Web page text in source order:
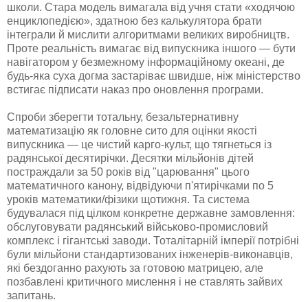
школи. Стара модель вимагала від учня стати «ходячою
енциклопедією», здатною без калькулятора брати
інтеграли й мислити алгоритмами великих виробництв.
Проте реальність вимагає від випускника іншого — бути
навігатором у безмежному інформаційному океані, де
будь-яка суха догма застаріває швидше, ніж міністерство
встигає підписати наказ про оновлення програми.
Спроби зберегти тотальну, безальтернативну
математизацію як головне сито для оцінки якості
випускника — це чистий карго-культ, що тягнеться із
радянської десятирічки. Десятки мільйонів дітей
постраждали за 50 років від "царювання" цього
математичного канону, відвідуючи п'ятирічками по 5
уроків математики/фізики щотижня. Та система
будувалася під цілком конкретне державне замовлення:
обслуговувати радянський військово-промисловий
комплекс і гігантські заводи. Тоталітарній імперії потрібні
були мільйони стандартизованих інженерів-виконавців,
які бездоганно рахують за готовою матрицею, але
позбавлені критичного мислення і не ставлять зайвих
запитань.